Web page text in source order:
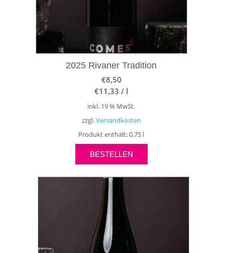
2025 Rivaner Tradition
€8,50
€11,33 / l
inkl. 19 % MwSt.
zzgl.Versandkosten
Produkt enthält: 0,75 l
BESTELLEN